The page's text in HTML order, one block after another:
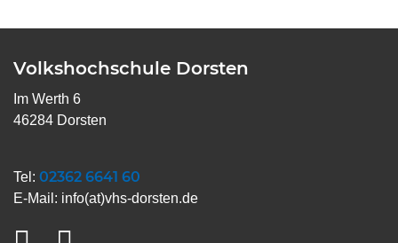
Volkshochschule Dorsten
Im Werth 6
46284 Dorsten
Tel: 02362 6641 60
E-Mail: info(at)vhs-dorsten.de